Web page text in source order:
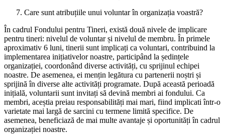
Care sunt atribuțiile unui voluntar în organizația voastră?
În cadrul Fondului pentru Tineri, există două nivele de implicare
pentru tineri: nivelul de voluntar și nivelul de membru. În primele
aproximativ 6 luni, tinerii sunt implicați ca voluntari, contribuind la
implementarea inițiativelor noastre, participând la ședințele
organizației, coordonând diverse activități, cu sprijinul echipei
noastre. De asemenea, ei mențin legătura cu partenerii noștri și
sprijină în diverse alte activități programate. După această perioadă
inițială, voluntarii sunt invitați să devină membri ai fondului. Ca
membri, aceștia preiau responsabilități mai mari, fiind implicati într-o
varietate mai largă de sarcini cu termene limită specifice. De
asemenea, beneficiază de mai multe avantaje și oportunități în cadrul
organizației noastre.